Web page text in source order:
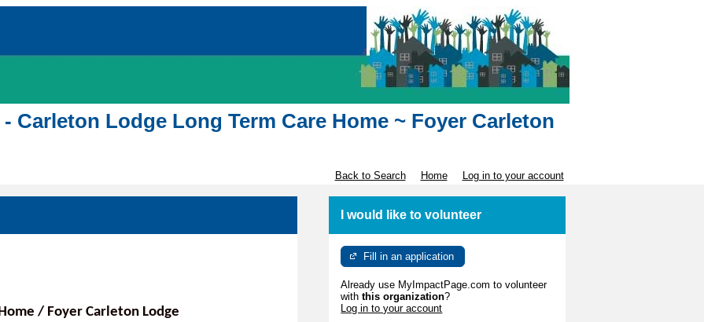
Carleton Lodge Long Term Care Home ~ Foyer Carleton
Back to Search Home Log in to your account
/ Foyer Carleton Lodge
I would like to volunteer
Fill in an application
Already use MyImpactPage.com to volunteer
withthis organization?
Log in to your account